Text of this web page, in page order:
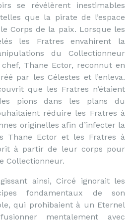
se révélèrent inestimables
que la pirate de l’espace
Corps de la paix. Lorsque les
les Fratres envahirent la
du Collectionneur
Thane Ector, reconnut en
par les Célestes et l’enleva.
que les Fratres n’étaient
pions dans les plans du
réduire les Fratres à
originelles afin d’infecter la
Thane Ector et les Fratres à
à partir de leur corps pour
Collectionneur.
ainsi, Circé ignorait les
fondamentaux de son
qui prohibaient à un Eternel
mentalement avec